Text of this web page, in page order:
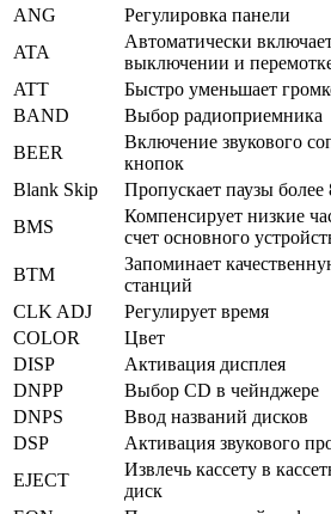
ANG
Регулировка панели
ATA
Автоматически
выключении и
ATT
Быстро уменьшает
BAND
Выбор радиоприемника
BEER
Включение звукового
кнопок
Blank Skip
Пропускает паузы более
BMS
Компенсирует низкие
счет основного
BTM
Запоминает
станций
CLK ADJ
Регулирует время
COLOR
Цвет
DISP
Активация дисплея
DNPP
Выбор CD в чейнджере
DNPS
Ввод названий дисков
DSP
Активация звукового
EJECT
Извлечь кассету в
диск